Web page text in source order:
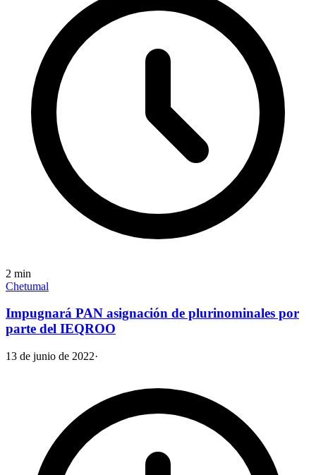
2 min
Chetumal
Impugnará PAN asignación de plurinominales por
parte del IEQROO
13 de junio de 2022·